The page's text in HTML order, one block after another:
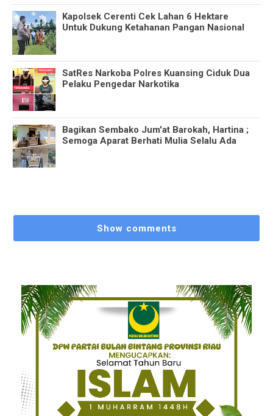
Kapolsek Cerenti Cek Lahan 6 Hektare
Untuk Dukung Ketahanan Pangan Nasional
SatRes Narkoba Polres Kuansing Ciduk Dua
Pelaku Pengedar Narkotika
Bagikan Sembako Jum'at Barokah, Hartina ;
Semoga Aparat Berhati Mulia Selalu Ada
Show comments